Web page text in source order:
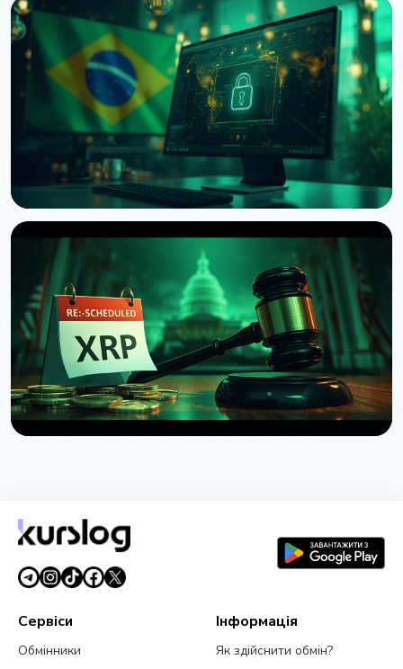
НОВИНА
Фінансовий регулятор Японії просить біржі
запровадити затримки виведення крипти
9 серпня 2026 р.4 хв читання
НОВИНА
Бразилія запровадила 24-годинну затримку
переказів криптовалюти за кордон
9 серпня 2026 р.4 хв читання
7 серпня 2026 р.4 хв читання
Сервіси
Обмінники
Інформація
Як здійснити обмін?